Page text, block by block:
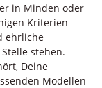
in Minden oder
Kriterien
ehrliche
stehen.
Deine
Modellen